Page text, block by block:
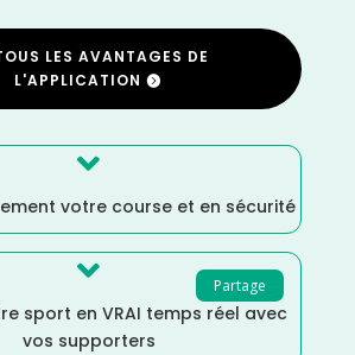
LES AVANTAGES DE
L'APPLICATION

votre course et en sécurité
Partage

sport en VRAI temps réel avec
vos supporters